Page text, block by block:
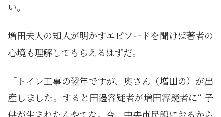
い。
増田夫人の知人が明かすエピソードを聞けば著者の
心境も理解してもらえるはずだ。
「トイレ工事の翌年ですが、奥さん（増田の）が出
産しました。すると田邊容疑者が増田容疑者に“ 子
供が生まれたんやてな。今、中央市民館におるから